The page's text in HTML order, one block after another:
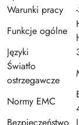
Warunki pracy
Funkcje ogólne
Języki
Światło
ostrzegawcze
Normy EMC